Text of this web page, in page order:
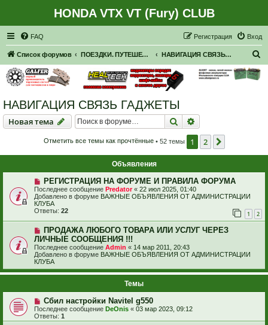
HONDA VTX VT (Fury) CLUB
FAQ Вход
Регистрация
Список форумов ПОЕЗДКИ. ПУТЕШЕСТВИЯ. ПРИГЛАШЕНИЯ В ПУТЕШЕСТВИЯ. НАВИГАЦИЯ СВЯЗЬ ГАДЖЕТЫ
НАВИГАЦИЯ СВЯЗЬ ГАДЖЕТЫ
Новая тема
Новаятема Поиск
Отметить все темы как прочтённые• 52 темы 1 2
Объявления
РЕГИСТРАЦИЯ НА ФОРУМЕ И ПРАВИЛА ФОРУМА
Последнее сообщение Predator« 22 июл 2025, 01:40
Добавлено в форуме ВАЖНЫЕ ОБЪЯВЛЕНИЯ ОТ АДМИНИСТРАЦИИ
КЛУБА
Ответы: 22 1 2
ПРОДАЖА ЛЮБОГО ТОВАРА ИЛИ УСЛУГ ЧЕРЕЗ
ЛИЧНЫЕ СООБЩЕНИЯ !!!
Последнее сообщение Admin « 14 мар 2011, 20:43
Добавлено в форуме ВАЖНЫЕ ОБЪЯВЛЕНИЯ ОТ АДМИНИСТРАЦИИ
КЛУБА
Темы
Сбил настройки Navitel g550
Последнее сообщение DeOnis « 03 мар 2023, 09:12
Ответы: 1